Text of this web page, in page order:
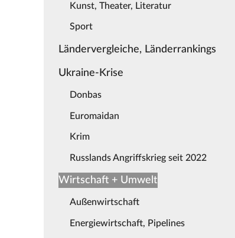
Kunst, Theater, Literatur
Sport
Ländervergleiche, Länderrankings
Ukraine-Krise
Donbas
Euromaidan
Krim
Russlands Angriffskrieg seit 2022
Wirtschaft + Umwelt
Außenwirtschaft
Energiewirtschaft, Pipelines